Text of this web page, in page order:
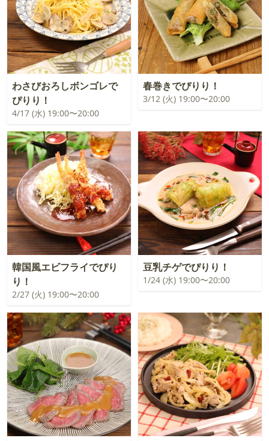
わさびおろしボンゴレで
ぴりり！
4/17 (水) 19:00〜20:00
春巻きでぴりり！
3/12 (火) 19:00〜20:00
韓国風エビフライでぴり
り！
2/27 (火) 19:00〜20:00
豆乳チゲでぴりり！
1/24 (水) 19:00〜20:00